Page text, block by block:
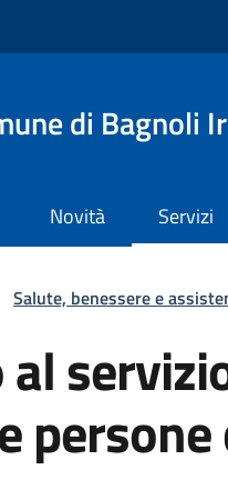
di Bagnoli
Novità Servizi
pane
Salute, benessere e
al